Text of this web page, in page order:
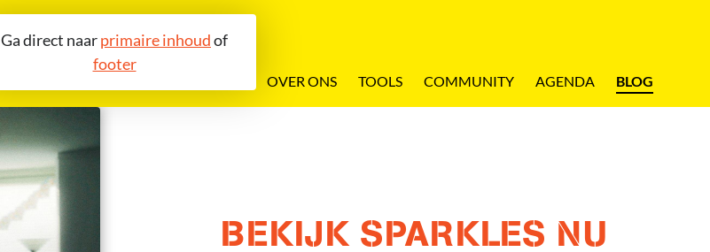
Ga direct naarprimaire inhoudof
footer
OVER ONS TOOLS COMMUNITY AGENDA BLOG
BEKIJK SPARKLES NU